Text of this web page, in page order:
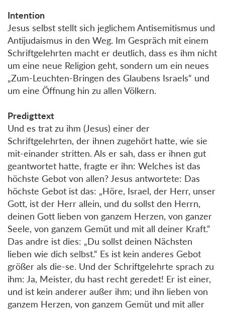
Intention
Jesus selbst stellt sich jeglichem Antisemitismus und
Antijudaismus in den Weg. Im Gespräch mit einem
Schriftgelehrten macht er deutlich, dass es ihm nicht
um eine neue Religion geht, sondern um ein neues
„Zum-Leuchten-Bringen des Glaubens Israels“ und
um eine Öffnung hin zu allen Völkern.
Predigttext
Und es trat zu ihm (Jesus) einer der
Schriftgelehrten, der ihnen zugehört hatte, wie sie
mit-einander stritten. Als er sah, dass er ihnen gut
geantwortet hatte, fragte er ihn: Welches ist das
höchste Gebot von allen? Jesus antwortete: Das
höchste Gebot ist das: „Höre, Israel, der Herr, unser
Gott, ist der Herr allein, und du sollst den Herrn,
deinen Gott lieben von ganzem Herzen, von ganzer
Seele, von ganzem Gemüt und mit all deiner Kraft.“
Das andre ist dies: „Du sollst deinen Nächsten
lieben wie dich selbst.“ Es ist kein anderes Gebot
größer als die-se. Und der Schriftgelehrte sprach zu
ihm: Ja, Meister, du hast recht geredet! Er ist einer,
und ist kein anderer außer ihm; und ihn lieben von
ganzem Herzen, von ganzem Gemüt und mit aller